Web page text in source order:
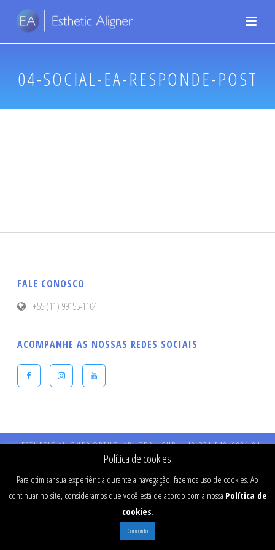
04-SOCIAL-EA-RESPONDE-POST
FALE CONOSCO
+55 (11) 99155-1104
ACOMPANHE AS NOSSAS REDES SOCIAIS
ESTHETIC ALIGNER ORTHOLAB LTDA - CNPJ - 19.274.540/0001-91 -
Endereço: Praça Presidente Kennedy, 90 – Vila Bastos – CEP: 09041-040
Santo André - SP - CRO 984 - RT: Dr Fernando Stefanato Buranello -
Política de cookies
Para otimizar sua experiência durante a navegação, fazemos uso de cookies. Ao
continuar no site, consideramos que você está de acordo com a nossa Política de
cookies.
Concordo